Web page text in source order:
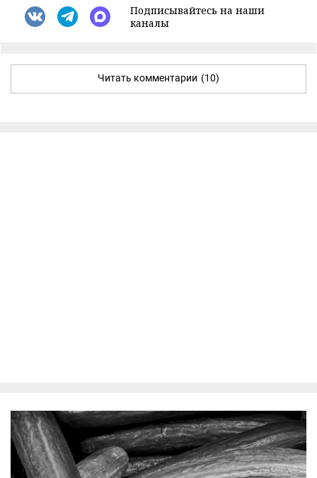
Подписывайтесь на наши
каналы
Читать комментарии (10)